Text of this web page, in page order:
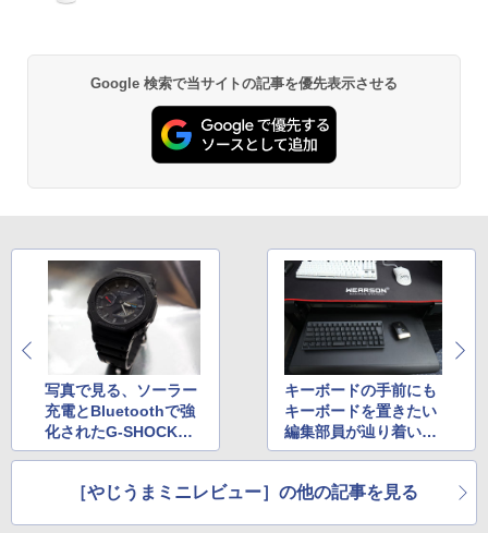
Google 検索で当サイトの記事を優先表示させる
写真で見る、ソーラー
充電とBluetoothで強
化されたG-SHOCK人
気モデル「GA-B210
キーボードの手前にも
キーボードを置きたい
編集部員が辿り着いた
先
［やじうまミニレビュー］の他の記事を見る